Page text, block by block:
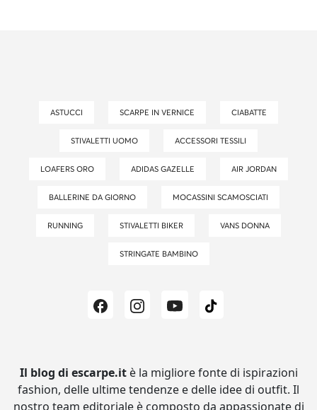
ASTUCCI SCARPE IN VERNICE CIABATTE
STIVALETTI UOMO ACCESSORI TESSILI
LOAFERS ORO ADIDAS GAZELLE AIR JORDAN
BALLERINE DA GIORNO MOCASSINI SCAMOSCIATI
RUNNING STIVALETTI BIKER VANS DONNA
STRINGATE BAMBINO
Il blog di escarpe.it è la migliore fonte di ispirazioni
fashion, delle ultime tendenze e delle idee di outfit. Il
nostro team editoriale è composto da appassionate di